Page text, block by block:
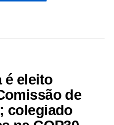
é eleito
de
colegiado